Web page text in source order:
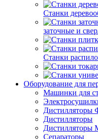
Станки
заточные и
Станки
Оборудование для
Машинки для
Дистилляторы
Дистилляторы
Сепараторы